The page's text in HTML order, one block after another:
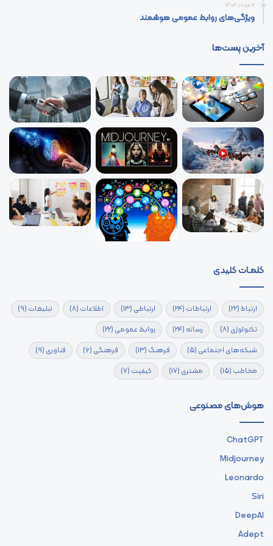
7 مرداد 1402
ویژگی‌های روابط عمومی هوشمند
آخرین پست‌ها
کلمـات کلیدی
ارتباط(22) ارتباطات (24) ارتباطی (13) اطلاعات (8) تبلیغات (9)
تکنولوژی (8) رسانه (24) روابط عمومی (22)
شبکه‌های اجتماعی (5) فرهنگ (13) فرهنگی (6) فناوری (9)
مخاطب (15) مشتری (17) کیفیت (7)
هوش‌های مصنوعی
ChatGPT
Midjourney
Leonardo
Siri
DeepAI
Adept